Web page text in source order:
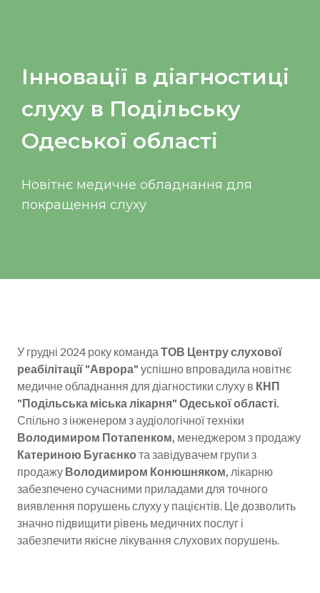
Інновації в діагностиці
слуху в Подільську
Одеської області
Новітнє медичне обладнання для
покращення слуху
У грудні 2024 року команда ТОВ Центру слухової
реабілітації "Аврора" успішно впровадила новітнє
медичне обладнання для діагностики слуху в КНП
"Подільська міська лікарня" Одеської області.
Спільно з інженером з аудіологічної техніки
Володимиром Потапенком, менеджером з продажу
Катериною Бугаєнко та завідувачем групи з
продажу Володимиром Конюшняком, лікарню
забезпечено сучасними приладами для точного
виявлення порушень слуху у пацієнтів. Це дозволить
значно підвищити рівень медичних послуг і
забезпечити якісне лікування слухових порушень.